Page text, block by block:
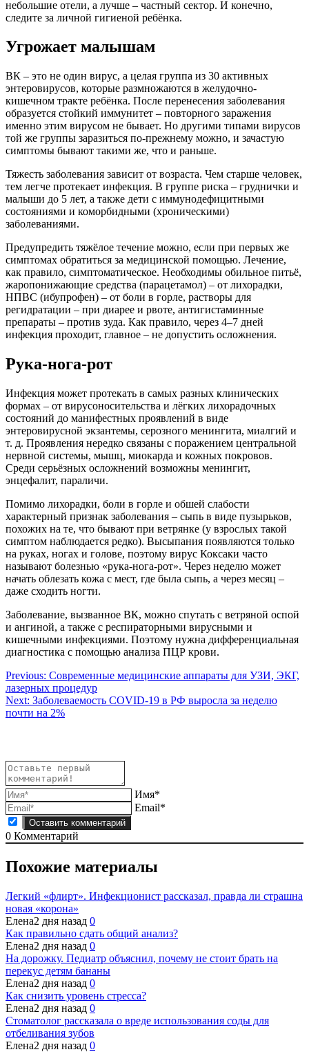
небольшие отели, а лучше – частный сектор. И конечно,
следите за личной гигиеной ребёнка.
Угрожает малышам
ВК – это не один вирус, а целая группа из 30 активных
энтеровирусов, которые размножаются в желудочно-
кишечном тракте ребёнка. После перенесения заболевания
образуется стойкий иммунитет – повторного заражения
именно этим вирусом не бывает. Но другими типами вирусов
той же группы заразиться по-прежнему можно, и зачастую
симптомы бывают такими же, что и раньше.
Тяжесть заболевания зависит от возраста. Чем старше человек,
тем легче протекает инфекция. В группе риска – груднички и
малыши до 5 лет, а также дети с иммунодефицитными
состояниями и коморбидными (хроническими)
заболеваниями.
Предупредить тяжёлое течение можно, если при первых же
симптомах обратиться за медицинской помощью. Лечение,
как правило, симптоматическое. Необходимы обильное питьё,
жаропонижающие средства (парацетамол) – от лихорадки,
НПВС (ибупрофен) – от боли в горле, растворы для
регидратации – при диарее и рвоте, антигистаминные
препараты – против зуда. Как правило, через 4–7 дней
инфекция проходит, главное – не допустить осложнения.
Рука-нога-рот
Инфекция может протекать в самых разных клинических
формах – от вирусоносительства и лёгких лихорадочных
состояний до манифестных проявлений в виде
энтеровирусной экзантемы, серозного менингита, миалгий и
т. д. Проявления нередко связаны с поражением центральной
нерв­ной системы, мышц, миокарда и кожных покровов.
Среди серьёзных осложнений возможны менингит,
энцефалит, параличи.
Помимо лихорадки, боли в горле и обшей слабости
характерный признак заболевания – сыпь в виде пузырьков,
похожих на те, что бывают при ветрянке (у взрослых такой
симп­том наблюдается редко). Высыпания появляются только
на руках, ногах и голове, поэтому вирус Коксаки часто
называют болезнью «рука-нога-рот». Через неделю может
начать облезать кожа с мест, где была сыпь, а через месяц –
даже сходить ногти.
Заболевание, вызванное ВК, можно спутать с ветряной оспой
и ангиной, а также с респираторными вирусными и
кишечными инфекциями. Поэтому нужна дифференциальная
диагностика с помощью анализа ПЦР крови.
Навигация
по
записям
Previous: Современные медицинские аппараты для УЗИ, ЭКГ,
лазерных процедур
Next: Заболеваемость COVID-19 в РФ выросла за неделю
почти на 2%
Имя*
Email*
0 Комментарий
Похожие материалы
Легкий «флирт». Инфекционист рассказал, правда ли страшна
новая «корона»
Елена2 дня назад 0
Как правильно сдать общий анализ?
Елена2 дня назад 0
На дорожку. Педиатр объяснил, почему не стоит брать на
перекус детям бананы
Елена2 дня назад 0
Как снизить уровень стресса?
Елена2 дня назад 0
Стоматолог рассказала о вреде использования соды для
отбеливания зубов
Елена2 дня назад 0